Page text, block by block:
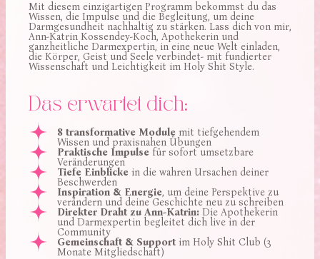
Mit diesem einzigartigen Programm bekommst du das
Wissen, die Impulse und die Begleitung, um deine
Darmgesundheit nachhaltig zu stärken. Lass dich von mir,
Ann-Katrin Kossendey-Koch, Apothekerin und
ganzheitliche Darmexpertin, in eine neue Welt einladen,
die Körper, Geist und Seele verbindet- mit fundierter
Wissenschaft und Leichtigkeit im Holy Shit Style.
Das erwartet dich:
8 transformative Module mit tiefgehendem
Wissen und praxisnahen Übungen
Praktische Impulse für sofort umsetzbare
Veränderungen
Tiefe Einblicke in die wahren Ursachen deiner
Beschwerden
Inspiration & Energie, um deine Perspektive zu
verändern und deine Geschichte neu zu schreiben
Direkter Draht zu Ann-Katrin: Die Apothekerin
und Darmexpertin begleitet dich live in der
Community
Gemeinschaft & Support im Holy Shit Club (3
Monate Mitgliedschaft)